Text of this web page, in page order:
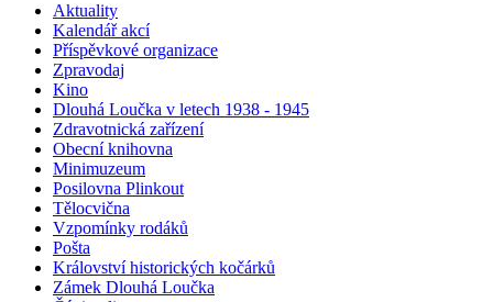
Aktuality
Kalendář akcí
Příspěvkové organizace
Zpravodaj
Kino
Dlouhá Loučka v letech 1938 - 1945
Zdravotnická zařízení
Obecní knihovna
Minimuzeum
Posilovna Plinkout
Tělocvična
Vzpomínky rodáků
Pošta
Království historických kočárků
Zámek Dlouhá Loučka